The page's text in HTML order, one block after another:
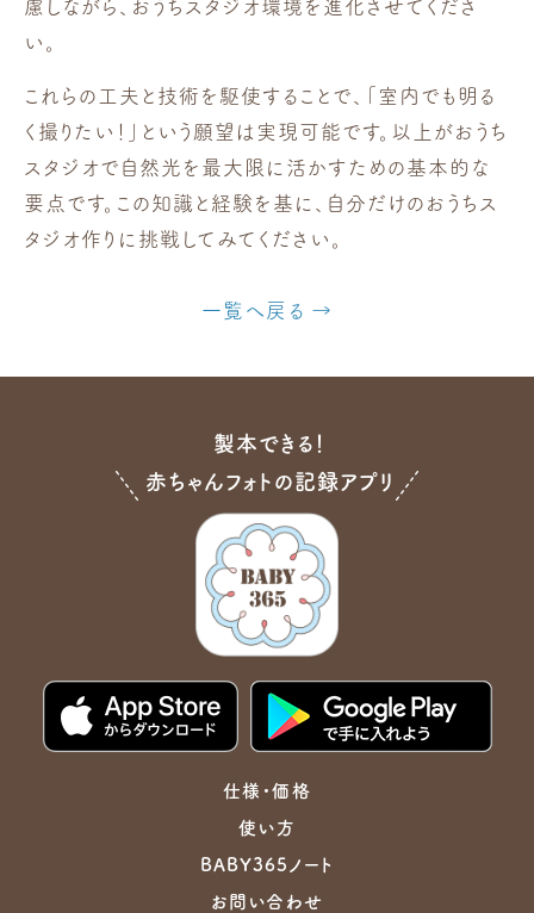
慮しながら、おうちスタジオ環境を進化させてくださ
い。
これらの工夫と技術を駆使することで、「室内でも明る
く撮りたい！」という願望は実現可能です。以上がおうち
スタジオで自然光を最大限に活かすための基本的な
要点です。この知識と経験を基に、自分だけのおうちス
タジオ作りに挑戦してみてください。
一覧へ戻る
製本できる！
赤ちゃんフォトの記録アプリ
仕様・価格
使い方
BABY365ノート
お問い合わせ